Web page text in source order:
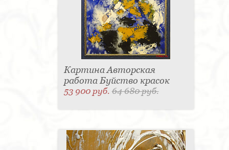
Картина Авторская
работа Буйство красок
53 900 руб.64 680 руб.